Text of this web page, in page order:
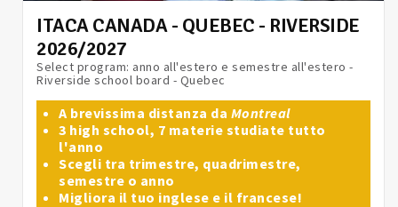
ITACA CANADA - QUEBEC - RIVERSIDE
2026/2027
Select program: anno all'estero e semestre all'estero -
Riverside school board - Quebec
A brevissima distanza da Montreal
3 high school, 7 materie studiate tutto
l'anno
Scegli tra trimestre, quadrimestre,
semestre o anno
Migliora il tuo inglese e il francese!